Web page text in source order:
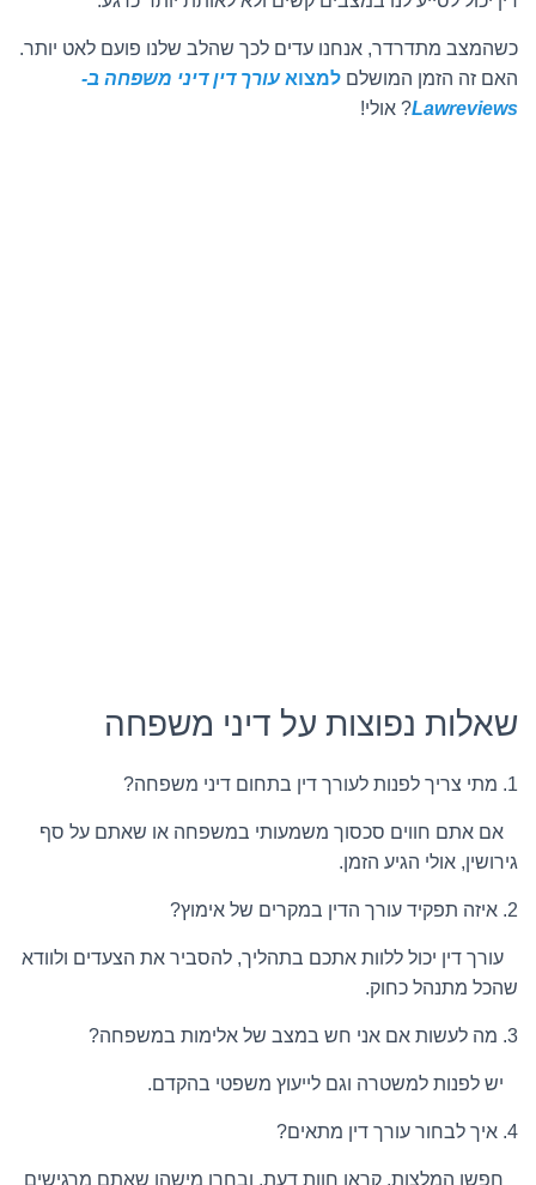
כשהמצב מתדרדר, אנחנו עדים לכך שהלב שלנו פועם לאט יותר.
האם זה הזמן המושלם למצוא עורך דין דיני משפחה ב-
Lawreviews? אולי!
שאלות נפוצות על דיני משפחה
1. מתי צריך לפנות לעורך דין בתחום דיני משפחה?
אם אתם חווים סכסוך משמעותי במשפחה או שאתם על סף
גירושין, אולי הגיע הזמן.
2. איזה תפקיד עורך הדין במקרים של אימוץ?
עורך דין יכול ללוות אתכם בתהליך, להסביר את הצעדים ולוודא
שהכל מתנהל כחוק.
3. מה לעשות אם אני חש במצב של אלימות במשפחה?
יש לפנות למשטרה וגם לייעוץ משפטי בהקדם.
4. איך לבחור עורך דין מתאים?
חפשו המלצות, קראו חוות דעת, ובחרו מישהו שאתם מרגישים